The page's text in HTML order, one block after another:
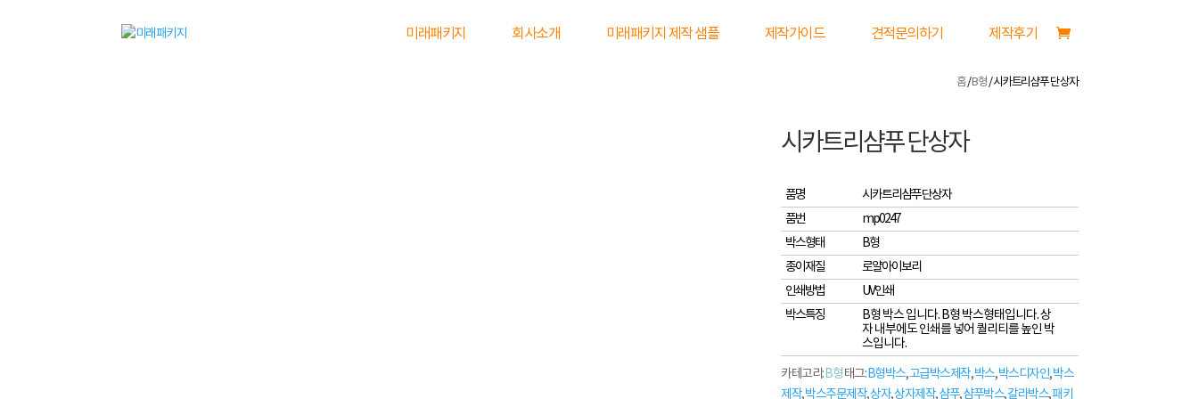
미래패키지 회사소개 미래패키지 제작 샘플 제작가이드 견적문의하기 제작후기
홈/B형/ 시카트리샴푸 단상자
시카트리샴푸 단상자
품명
시카트리샴푸 단상자
품번
mp0247
박스형태
B형
종이재질
로얄아이보리
인쇄방법
UV인쇄
박스특징
B형 박스 입니다. B형 박스형태입니다. 상
자 내부에도 인쇄를 넣어 퀄리티를 높인 박
스입니다.
카테고리: B형태그: B형박스,고급박스제작,박스,박스디자인,박스
제작,박스주문제작,상자,상자제작,샴푸,샴푸박스,칼라박스,패키